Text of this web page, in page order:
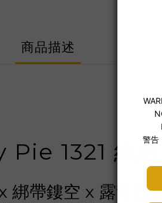
商品描述
1321 絲
綁帶鏤空 x 露背設